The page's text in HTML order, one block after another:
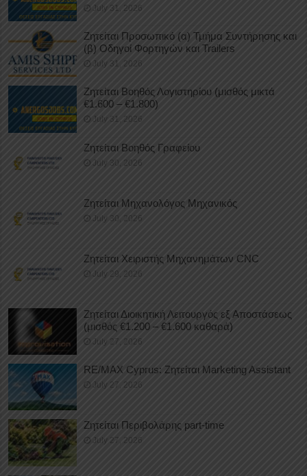
July 31, 2026
Ζητείται Προσωπικό (α) Τμήμα Συντήρησης και
(β) Οδηγοί Φορτηγών και Trailers
July 31, 2026
Ζητείται Βοηθός Λογιστηρίου (μισθός μικτά
€1.600 – €1.800)
July 31, 2026
Ζητείται Βοηθός Γραφείου
July 30, 2026
Ζητείται Μηχανολόγος Μηχανικός
July 30, 2026
Ζητείται Χειριστής Μηχανημάτων CNC
July 29, 2026
Ζητείται Διοικητική Λειτουργός εξ Αποστάσεως
(μισθός €1.200 – €1.600 καθαρά)
July 27, 2026
RE/MAX Cyprus: Ζητείται Marketing Assistant
July 27, 2026
Ζητείται Περιβολάρης part-time
July 27, 2026